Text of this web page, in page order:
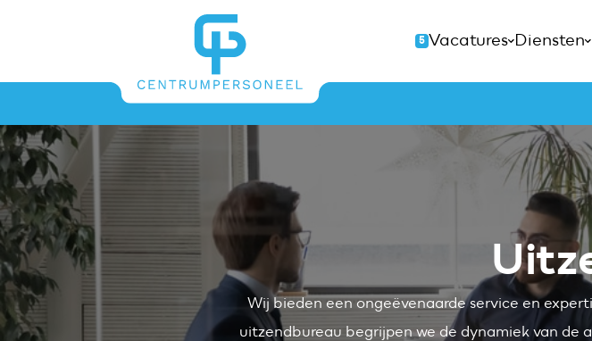
5 Vacatures Diensten
Wij bieden een ongeëvenaarde service en
uitzendbureau begrijpen we de dynamiek van de